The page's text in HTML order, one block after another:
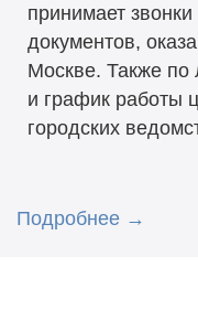
принимает
документов,
Москве. Также по
и график работы
городских
Подробнее